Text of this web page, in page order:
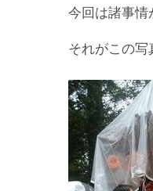
今回は諸事情
それがこの写